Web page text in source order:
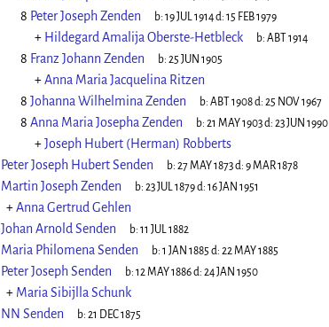
8 Peter Joseph Zenden b: 19 JUL 1914d: 15 FEB 1979
+ Hildegard Amalija Oberste-Hetbleck b: ABT 1914
8 Franz Johann Zenden b: 25 JUN 1905
+Anna Maria Jacquelina Ritzen
8 Johanna Wilhelmina Zenden b: ABT 1908d: 25 NOV 1967
8 Anna Maria Josepha Zenden b: 21 MAY 1903d: 23 JUN 1990
+Joseph Hubert (Herman) Robberts
Peter Joseph Hubert Senden b: 27 MAY 1873d: 9 MAR 1878
Martin Joseph Zenden b: 23 JUL 1879d: 16 JAN 1951
+Anna Gertrud Gehlen
Johan Arnold Senden b: 11 JUL 1882
Maria Philomena Senden b: 1 JAN 1885 d: 22 MAY 1885
Peter Joseph Senden b: 12 MAY 1886d: 24 JAN 1950
+ Maria Sibijlla Schunk
NN Senden b: 21 DEC 1875